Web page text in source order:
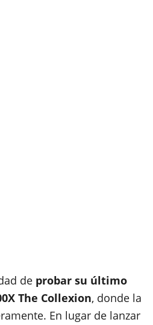
de probar su último
The Collexion, donde la
En lugar de lanzar